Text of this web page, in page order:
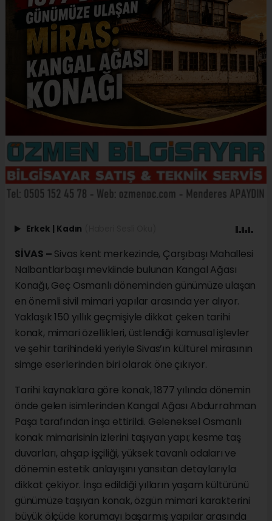
Erkek | Kadın
SİVAS – Sivas kent merkezinde, Çarşıbaşı Mahallesi
Nalbantlarbaşı mevkiinde bulunan Kangal Ağası
Konağı, Geç Osmanlı döneminden günümüze ulaşan
en önemli sivil mimari yapılar arasında yer alıyor.
Yaklaşık 150 yıllık geçmişiyle dikkat çeken tarihi
konak, mimari özellikleri, üstlendiği kamusal işlevler
ve şehir tarihindeki yeriyle Sivas’ın kültürel mirasının
simge eserlerinden biri olarak öne çıkıyor.
Tarihi kaynaklara göre konak, 1877 yılında dönemin
önde gelen isimlerinden Kangal Ağası Abdurrahman
Paşa tarafından inşa ettirildi. Geleneksel Osmanlı
konak mimarisinin izlerini taşıyan yapı; kesme taş
duvarları, ahşap işçiliği, yüksek tavanlı odaları ve
dönemin estetik anlayışını yansıtan detaylarıyla
dikkat çekiyor. İnşa edildiği yılların yaşam kültürünü
günümüze taşıyan konak, özgün mimari karakterini
büyük ölçüde korumayı başarmış yapılar arasında